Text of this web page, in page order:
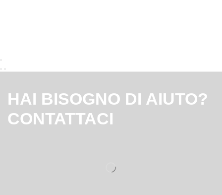
HAI BISOGNO DI AIUTO?
CONTATTACI